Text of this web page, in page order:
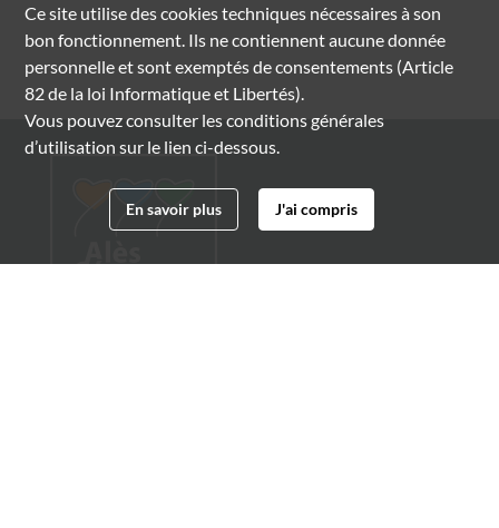
Ce site utilise descookiestechniques nécessaires à son
bon fonctionnement. Ils ne contiennent aucune donnée
personnelle et sont exemptés de consentements (Article
82 de la loi Informatique et Libertés).
Vous pouvez consulter les conditions générales
d’utilisation sur le lien ci-dessous.
En savoir plus J'ai compris